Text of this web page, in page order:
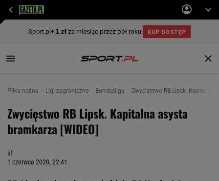
Piłka nożna Ligi zagraniczne Bundesliga Zwycięstwo RB Lipsk. Kapitalna
Zwycięstwo RB Lipsk. Kapitalna asysta
bramkarza [WIDEO]
kf
1 czerwca 2020, 22:41